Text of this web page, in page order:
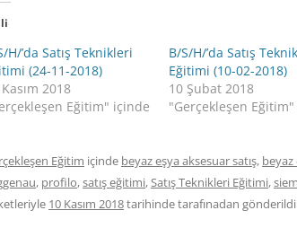
H/’da Satış Teknikleri
(24-11-2018)
2018
Eğitim" içinde
B/S/H/’da Satış
Eğitimi (10-02-2018)
10 Şubat 2018
"Gerçekleşen
Eğitim içinde beyaz eşya aksesuar satış, beyaz
, profilo,satış eğitimi,Satış Teknikleri Eğitimi,
10 Kasım 2018tarihindetarafınadan